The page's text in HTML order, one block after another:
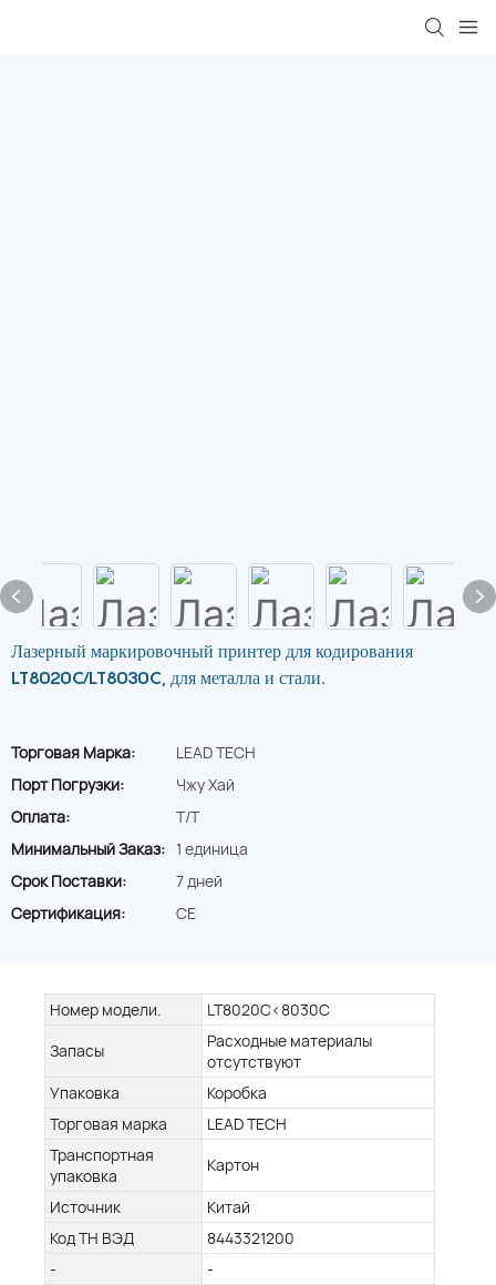
Лазерный маркировочный принтер для кодирования
LT8020C/LT8030C, для металла и стали.
Торговая Марка:
LEAD TECH
Порт Погрузки:
Чжу Хай
Оплата:
T/T
Минимальный Заказ: 1 единица
Срок Поставки:
7 дней
Сертификация:
CE
Номер модели.
LT8020C<8030C
Запасы
Расходные материалы
отсутствуют
Упаковка
Коробка
Торговая марка
LEAD TECH
Транспортная
упаковка
Картон
Источник
Китай
Код ТН ВЭД
8443321200
-
-